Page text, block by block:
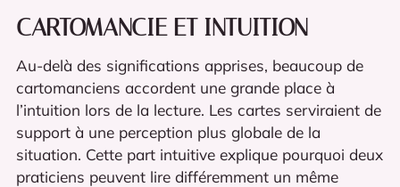
CARTOMANCIE ET INTUITION
Au-delà des significations apprises, beaucoup de
cartomanciens accordent une grande place à
l’intuition lors de la lecture. Les cartes serviraient de
support à une perception plus globale de la
situation. Cette part intuitive explique pourquoi deux
praticiens peuvent lire différemment un même